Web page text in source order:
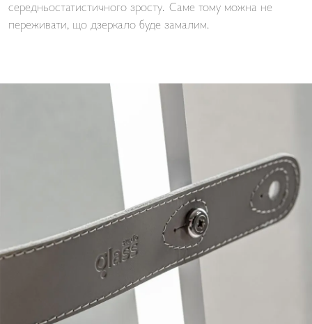
середньостатистичного зросту. Саме тому можна не
переживати, що дзеркало буде замалим.